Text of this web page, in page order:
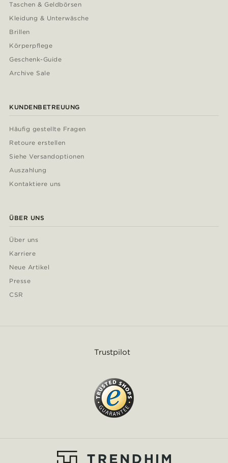
Taschen & Geldbörsen
Kleidung & Unterwäsche
Brillen
Körperpflege
Geschenk-Guide
Archive Sale
KUNDENBETREUUNG
Häufig gestellte Fragen
Retoure erstellen
Siehe Versandoptionen
Auszahlung
Kontaktiere uns
ÜBER UNS
Über uns
Karriere
Neue Artikel
Presse
CSR
Trustpilot